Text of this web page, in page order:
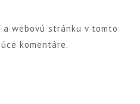
webovú stránku v tomto
komentáre.